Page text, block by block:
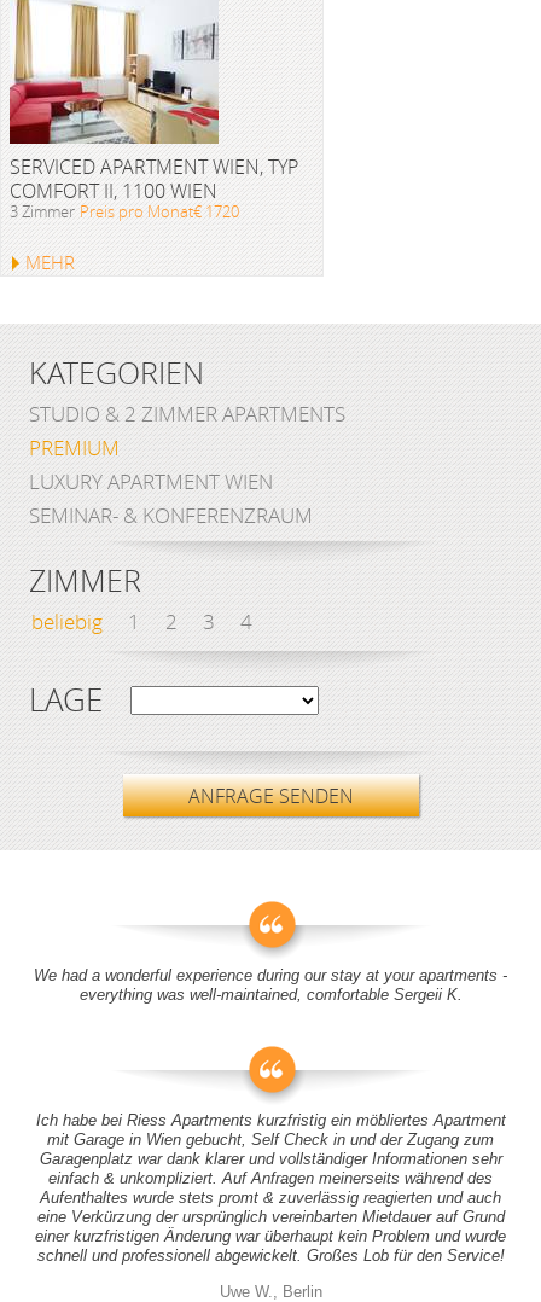
SERVICED APARTMENT WIEN, TYP
COMFORT II, 1100 WIEN
3 Zimmer Preis pro Monat€ 1720
MEHR
KATEGORIEN
STUDIO & 2 ZIMMER APARTMENTS
PREMIUM
LUXURY APARTMENT WIEN
SEMINAR- & KONFERENZRAUM
ZIMMER
beliebig 1 2 3 4
LAGE
ANFRAGE SENDEN
We had a wonderful experience during our stay at your apartments -
everything was well-maintained, comfortable Sergeii K.
Ich habe bei Riess Apartments kurzfristig ein möbliertes Apartment
mit Garage in Wien gebucht, Self Check in und der Zugang zum
Garagenplatz war dank klarer und vollständiger Informationen sehr
einfach & unkompliziert. Auf Anfragen meinerseits während des
Aufenthaltes wurde stets promt & zuverlässig reagierten und auch
eine Verkürzung der ursprünglich vereinbarten Mietdauer auf Grund
einer kurzfristigen Änderung war überhaupt kein Problem und wurde
schnell und professionell abgewickelt. Großes Lob für den Service!
Uwe W., Berlin